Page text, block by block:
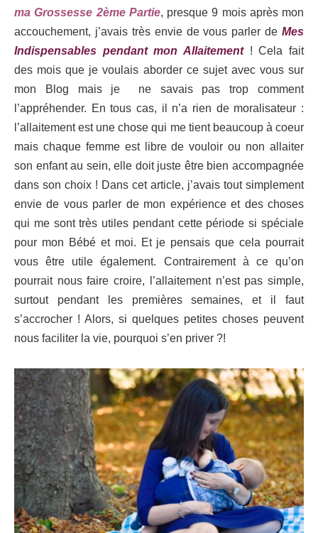
ma Grossesse 2ème Partie, presque 9 mois après mon
accouchement, j’avais très envie de vous parler de Mes
Indispensables pendant mon Allaitement! Cela fait
des mois que je voulais aborder ce sujet avec vous sur
mon Blog mais je ne savais pas trop comment
l’appréhender. En tous cas, il n’a rien de moralisateur :
l’allaitement est une chose qui me tient beaucoup à coeur
mais chaque femme est libre de vouloir ou non allaiter
son enfant au sein, elle doit juste être bien accompagnée
dans son choix ! Dans cet article, j’avais tout simplement
envie de vous parler de mon expérience et des choses
qui me sont très utiles pendant cette période si spéciale
pour mon Bébé et moi. Et je pensais que cela pourrait
vous être utile également. Contrairement à ce qu’on
pourrait nous faire croire, l’allaitement n’est pas simple,
surtout pendant les premières semaines, et il faut
s’accrocher ! Alors, si quelques petites choses peuvent
nous faciliter la vie, pourquoi s’en priver ?!